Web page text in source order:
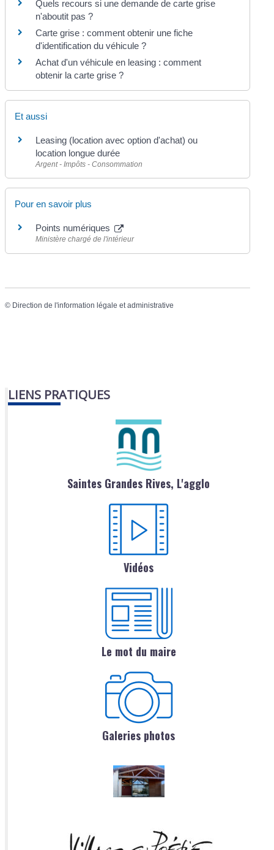
Quels recours si une demande de carte grise
n'aboutit pas ?
Carte grise : comment obtenir une fiche
d'identification du véhicule ?
Achat d'un véhicule en leasing : comment
obtenir la carte grise ?
Et aussi
Leasing (location avec option d'achat) ou
location longue durée
Argent - Impôts - Consommation
Pour en savoir plus
Points numériques
Ministère chargé de l'intérieur
© Direction de l'information légale et administrative
LIENS PRATIQUES
Saintes Grandes Rives, L'agglo
Vidéos
Le mot du maire
Galeries photos